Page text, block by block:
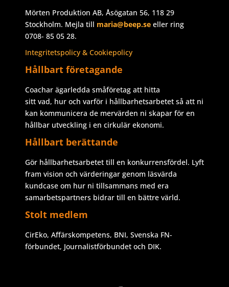
Mörten Produktion AB, Åsögatan 56, 118 29
Stockholm. Mejla till maria@beep.seeller ring
0708- 85 05 28.
Integritetspolicy & Cookiepolicy
Hållbart företagande
Coachar ägarledda småföretag att hitta
sitt vad, hur och varför i hållbarhetsarbetet så att ni
kan kommunicera de mervärden ni skapar för en
hållbar utveckling i en cirkulär ekonomi.
Hållbart berättande
Gör hållbarhetsarbetet till en konkurrensfördel. Lyft
fram vision och värderingar genom läsvärda
kundcase om hur ni tillsammans med era
samarbetspartners bidrar till en bättre värld.
Stolt medlem
CirEko, Affärskompetens, BNI, Svenska FN-
förbundet, Journalistförbundet och DIK.